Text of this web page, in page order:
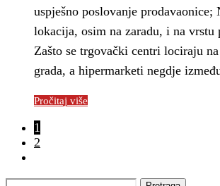
uspješno poslovanje prodavaonice;
lokacija, osim na zaradu, i na vrstu
Zašto se trgovački centri lociraju
grada, a hipermarketi negdje
Pročitaj više
1
2